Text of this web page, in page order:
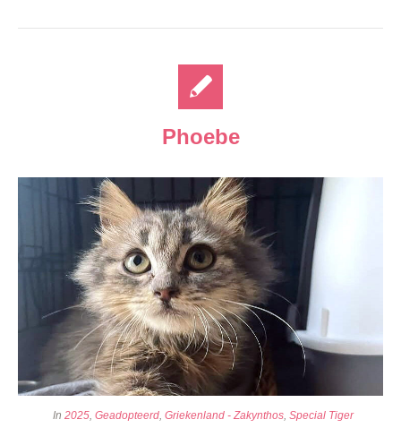
Phoebe
In 2025, Geadopteerd, Griekenland - Zakynthos, Special Tiger